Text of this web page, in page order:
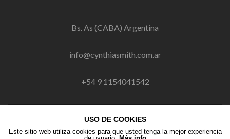
Bs. As (CABA) Argentina
info@cynthiasmith.com.ar
+54 9 1154041542
Enlace
EnlaceEnlace
USO DE COOKIES
Este sitio web utiliza cookies para que usted tenga la mejor experiencia